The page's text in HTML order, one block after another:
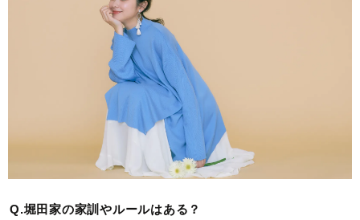
Q.堀田家の家訓やルールはある？